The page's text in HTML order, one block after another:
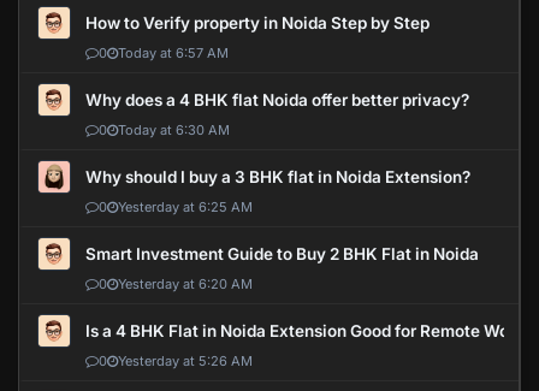
How to Verify property in Noida Step by Step
0 Today at 6:57 AM
Why does a 4 BHK flat Noida offer better privacy?
0 Today at 6:30 AM
Why should I buy a 3 BHK flat in Noida Extension?
0 Yesterday at 6:25 AM
Smart Investment Guide to Buy 2 BHK Flat in Noida
0 Yesterday at 6:20 AM
Is a 4 BHK Flat in Noida Extension Good for Remote Work?
0 Yesterday at 5:26 AM